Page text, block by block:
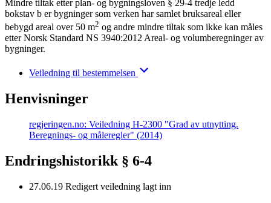
Mindre tiltak etter plan- og bygningsloven § 29-4 tredje ledd
bokstav b er bygninger som verken har samlet bruksareal eller
bebygd areal over 50 m2 og andre mindre tiltak som ikke kan måles
etter Norsk Standard NS 3940:2012 Areal- og volumberegninger av
bygninger.
Veiledning til bestemmelsen
Henvisninger
regjeringen.no: Veiledning H-2300 "Grad av utnytting.
Beregnings- og måleregler" (2014)
Endringshistorikk § 6-4
27.06.19 Redigert veiledning lagt inn